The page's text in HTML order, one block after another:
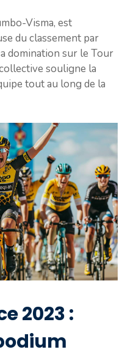
Visma, est
du classement par
domination sur le Tour
souligne la
tout au long de la
2023 :